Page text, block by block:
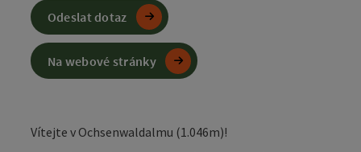
Vítejte v Ochsenwaldalmu (1.046m)!
Odeslat dotaz
Na webové stránky